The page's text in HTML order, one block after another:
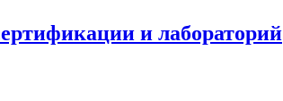
и лабораторий